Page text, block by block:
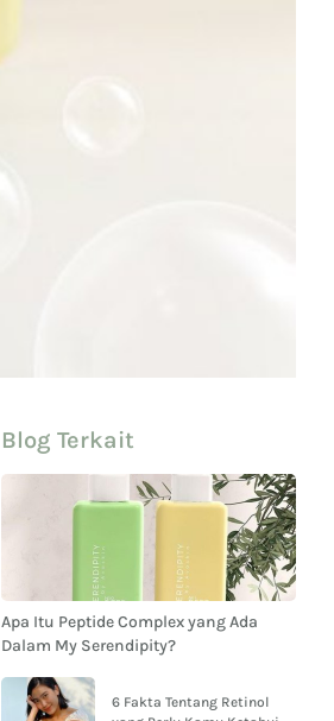
Blog Terkait
Apa Itu Peptide Complex yang Ada
Dalam My Serendipity?
6 Fakta Tentang Retinol